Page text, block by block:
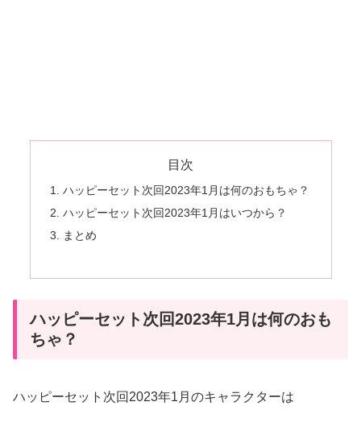
目次
ハッピーセット次回2023年1月は何のおもちゃ？
ハッピーセット次回2023年1月はいつから？
まとめ
ハッピーセット次回2023年1月は何のおも
ちゃ？
ハッピーセット次回2023年1月のキャラクターは